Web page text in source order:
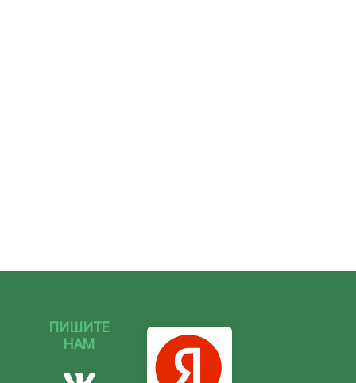
ПИШИТЕ
НАМ